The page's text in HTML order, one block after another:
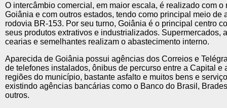
O intercâmbio comercial, em maior escala, é realizado com o
Goiânia e com outros estados, tendo como principal meio de
rodovia BR-153. Por seu turno, Goiânia é o principal centro
seus produtos extrativos e industrializados. Supermercados,
cearias e semelhantes realizam o abastecimento interno.
Aparecida de Goiânia possui agências dos Correios e
de telefones instalados, ônibus de percurso entre a Capital e
regiões do município, bastante asfalto e muitos bens e
existindo agências bancárias como o Banco do Brasil,
outros.